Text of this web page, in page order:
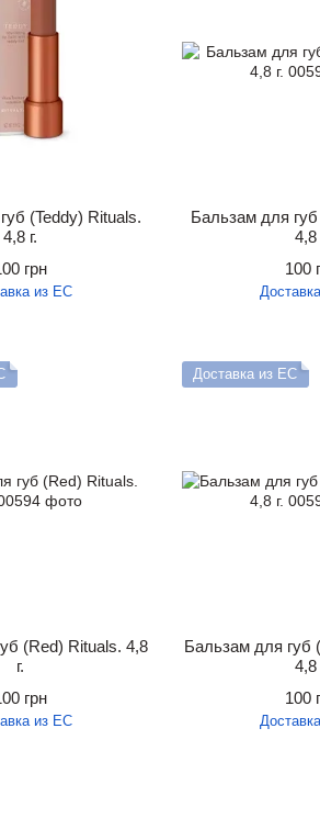
(Teddy) Rituals.
4,8 г.
грн
из ЕС
Бальзам для
4,8
100
(Red) Rituals. 4,8
г.
грн
из ЕС
Доставка из ЕС
Бальзам для губ
4,8
100